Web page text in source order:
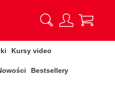
Kursy video
Bestsellery